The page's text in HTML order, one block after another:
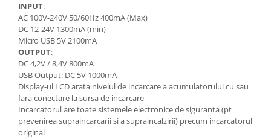
INPUT:
AC 100V-240V 50/60Hz 400mA (Max)
DC 12-24V 1300mA (min)
Micro USB 5V 2100mA
OUTPUT:
DC 4,2V / 8,4V 800mA
USB Output: DC 5V 1000mA
Display-ul LCD arata nivelul de incarcare a acumulatorului cu sau
fara conectare la sursa de incarcare
Incarcatorul are toate sistemele electronice de siguranta (pt
prevenirea supraincarcarii si a supraincalzirii) precum incarcatorul
original